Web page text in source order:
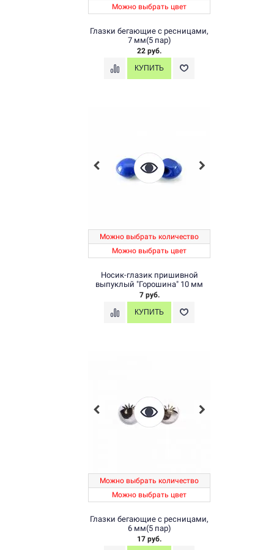
Можно выбрать цвет
Глазки бегающие с ресницами,
7 мм(5 пар)
22 руб.
Можно выбрать количество
Можно выбрать цвет
Носик-глазик пришивной
выпуклый "Горошина" 10 мм
7 руб.
Можно выбрать количество
Можно выбрать цвет
Глазки бегающие с ресницами,
6 мм(5 пар)
17 руб.